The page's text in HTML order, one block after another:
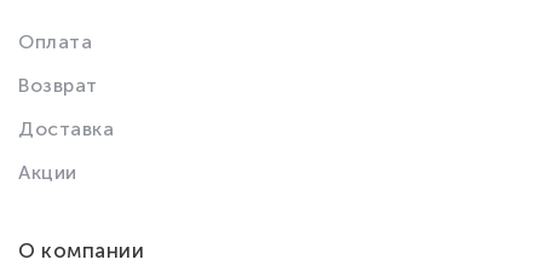
Оплата
Возврат
Доставка
Акции
О компании